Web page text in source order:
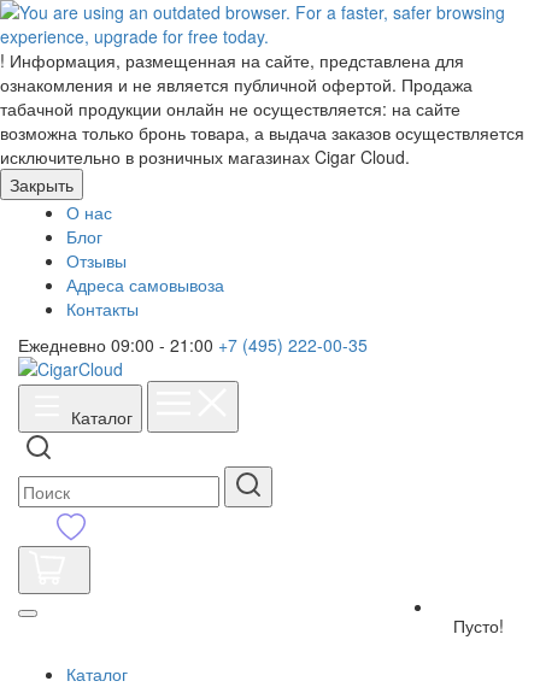
! Информация, размещенная на сайте, представлена для
ознакомления и не является публичной офертой. Продажа
табачной продукции онлайн не осуществляется: на сайте
возможна только бронь товара, а выдача заказов осуществляется
исключительно в розничных магазинах Cigar Cloud.
Закрыть
О нас
Блог
Отзывы
Адреса самовывоза
Контакты
Ежедневно 09:00 - 21:00 +7 (495) 222-00-35
Каталог
Пусто!
Каталог